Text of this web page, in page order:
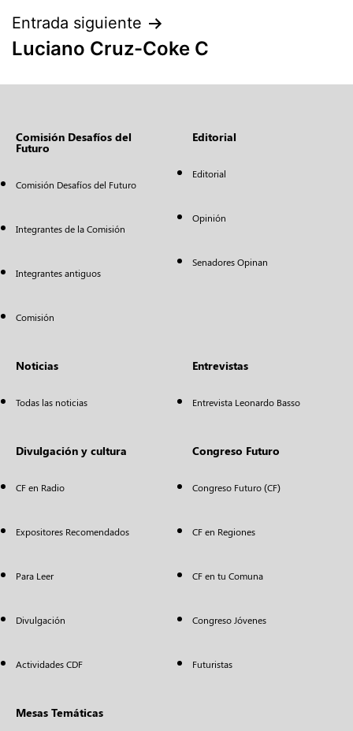
Entrada siguiente
Luciano Cruz-Coke C
Comisión Desafíos del
Futuro
Comisión Desafíos del Futuro
Integrantes de la Comisión
Integrantes antiguos
Comisión
Editorial
Editorial
Opinión
Senadores Opinan
Noticias
Todas las noticias
Entrevistas
Entrevista Leonardo Basso
Divulgación y cultura
CF en Radio
Expositores Recomendados
Para Leer
Divulgación
Actividades CDF
Congreso Futuro
Congreso Futuro (CF)
CF en Regiones
CF en tu Comuna
Congreso Jóvenes
Futuristas
Mesas Temáticas